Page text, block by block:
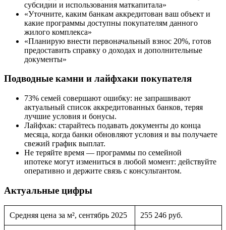
субсидии и использования маткапитала»
«Уточните, каким банкам аккредитован ваш объект и
какие программы доступны покупателям данного
жилого комплекса»
«Планирую внести первоначальный взнос 20%, готов
предоставить справку о доходах и дополнительные
документы»
Подводные камни и лайфхаки покупателя
73% семей совершают ошибку: не запрашивают
актуальный список аккредитованных банков, теряя
лучшие условия и бонусы.
Лайфхак: старайтесь подавать документы до конца
месяца, когда банки обновляют условия и вы получаете
свежий график выплат.
Не теряйте время — программы по семейной
ипотеке могут измениться в любой момент: действуйте
оперативно и держите связь с консультантом.
Актуальные цифры
Средняя цена за м², сентябрь 2025 255 246 руб.